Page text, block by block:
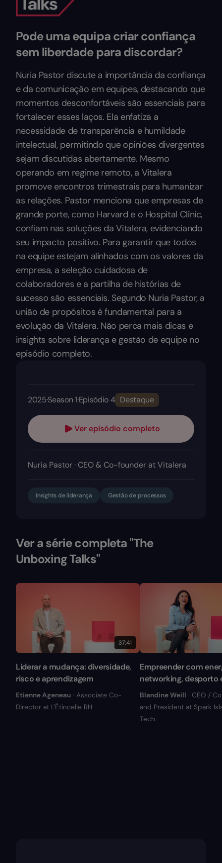
Pode uma equipa criar confiança
sem liberdade para discordar?
Nuria Pastor discute a importância da confiança
e da comunicação em equipes, destacando que
momentos desconfortáveis são essenciais para
fortalecer esses laços. Ela enfatiza a
necessidade de transparência e humildade
intelectual, permitindo que opiniões divergentes
sejam discutidas abertamente. Mesmo
operando em regime remoto, a Vitalera
promove encontros trimestrais para humanizar
as relações. Pastor menciona que empresas de
grande porte, como Harvard e o Hospital Clínic,
confiam nas soluções da Vitalera, evidenciando
seu impacto positivo. Para garantir que todos
na equipe estejam alinhados com os valores da
empresa, a seleção cuidadosa de
colaboradores e a partilha de histórias de
sucesso são essenciais. Segundo Nuria Pastor, a
união de propósitos é fundamental para a
evolução da Vitalera. Não perca mais dicas e
insights sobre liderança e gestão de equipe no
episódio completo.
2025·Season 1·Episódio 4 Destaque
Ver episódio completo
Nuria Pastor · CEO & Co-founder at Vitalera
Insights de liderança Gestão de processos
Ver a série completa "The
Unboxing Talks"
37:41
Liderar a mudança: diversidade,
risco e aprendizagem
Etienne Ageneau · Associate Co-
Director at L'Étincelle RH
Empreender com
networking, desporto
Blandine Weill · CEO /
and President at Spark
Tech